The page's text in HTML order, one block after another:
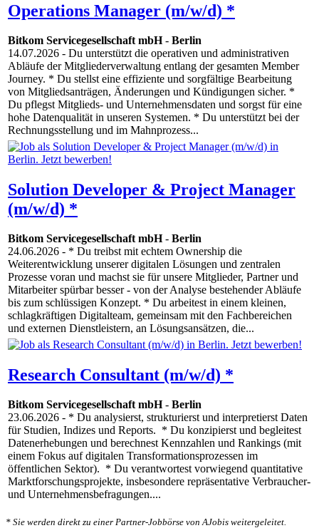
Operations Manager (m/w/d) *
Bitkom Servicegesellschaft mbH- Berlin
14.07.2026 - Du unterstützt die operativen und administrativen
Abläufe der Mitgliederverwaltung entlang der gesamten Member
Journey. * Du stellst eine effiziente und sorgfältige Bearbeitung
von Mitgliedsanträgen, Änderungen und Kündigungen sicher. *
Du pflegst Mitglieds- und Unternehmensdaten und sorgst für eine
hohe Datenqualität in unseren Systemen. * Du unterstützt bei der
Rechnungsstellung und im Mahnprozess...
Solution Developer & Project Manager
(m/w/d) *
Bitkom Servicegesellschaft mbH- Berlin
24.06.2026 - * Du treibst mit echtem Ownership die
Weiterentwicklung unserer digitalen Lösungen und zentralen
Prozesse voran und machst sie für unsere Mitglieder, Partner und
Mitarbeiter spürbar besser - von der Analyse bestehender Abläufe
bis zum schlüssigen Konzept. * Du arbeitest in einem kleinen,
schlagkräftigen Digitalteam, gemeinsam mit den Fachbereichen
und externen Dienstleistern, an Lösungsansätzen, die...
Research Consultant (m/w/d) *
Bitkom Servicegesellschaft mbH- Berlin
23.06.2026 - * Du analysierst, strukturierst und interpretierst Daten
für Studien, Indizes und Reports. * Du konzipierst und begleitest
Datenerhebungen und berechnest Kennzahlen und Rankings (mit
einem Fokus auf digitalen Transformationsprozessen im
öffentlichen Sektor). * Du verantwortest vorwiegend quantitative
Marktforschungsprojekte, insbesondere repräsentative Verbraucher-
und Unternehmensbefragungen....
* Sie werden direkt zu einer Partner-Jobbörse von AJobis weitergeleitet.